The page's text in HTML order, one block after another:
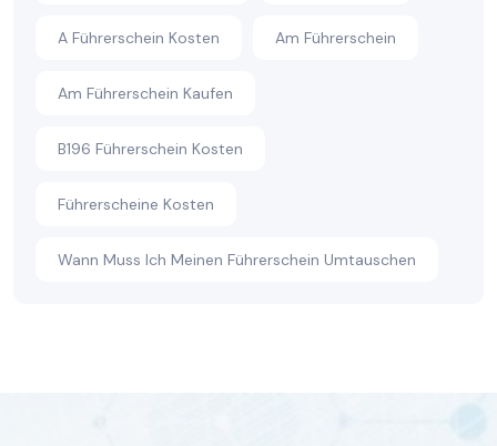
A Führerschein Kosten Am Führerschein
Am Führerschein Kaufen
B196 Führerschein Kosten
Führerscheine Kosten
Wann Muss Ich Meinen Führerschein Umtauschen